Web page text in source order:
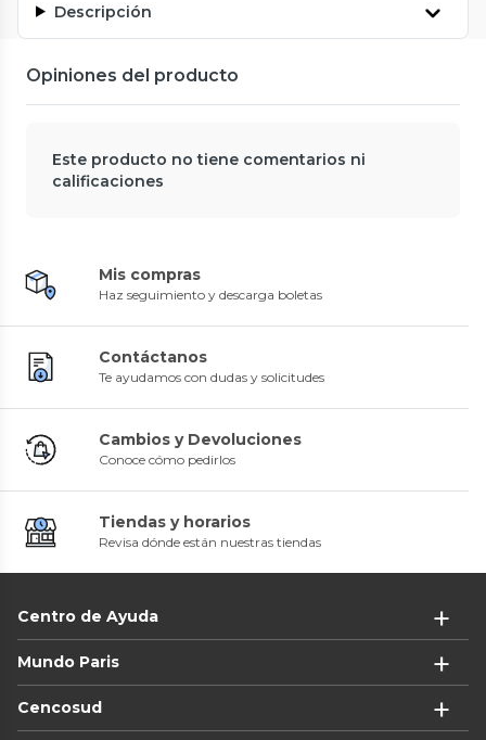
Descripción
Opiniones del producto
Este producto no tiene comentarios ni
calificaciones
Mis compras
Haz seguimiento y descarga boletas
Contáctanos
Te ayudamos con dudas y solicitudes
Cambios y Devoluciones
Conoce cómo pedirlos
Tiendas y horarios
Revisa dónde están nuestras tiendas
Centro de Ayuda
Mundo Paris
Cencosud